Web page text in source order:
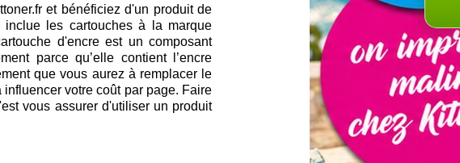
et bénéficiez d'un produit de
les cartouches à la marque
d'encre est un composant
parce qu’elle contient l’encre
que vous aurez à remplacer le
votre coût par page. Faire
vous assurer d'utiliser un produit